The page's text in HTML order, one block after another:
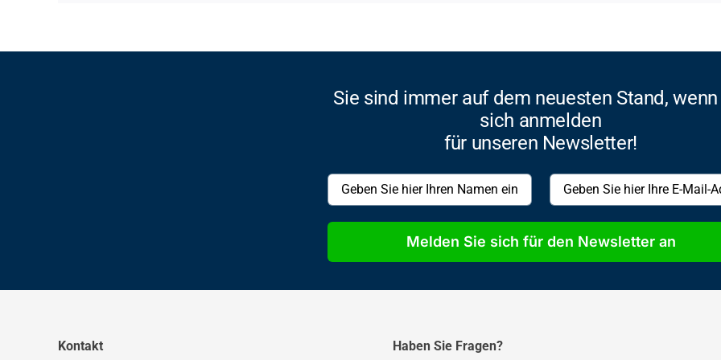
Sie sind immer auf dem neuesten Stand, wenn
sich anmelden
für unseren Newsletter!
Melden Sie sich für den Newsletter an
Kontakt Haben Sie Fragen?